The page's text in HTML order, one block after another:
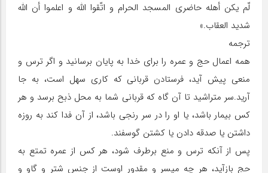
لّم یکن أهله حاضری المسجد الحرام و اتّقوا اللّه و اعلموا أن اللّه
شدید العقاب.»
ترجمه
همه اعمال حج و عمره را برای خدا به پایان برسانید و اگر ترس و
منعی پیش آید، فرستادن قربانی که کاری سهل است، به جا
آرید.سر متراشید تا آن گاه که قربانی شما به محل ذبح برسد و هر
کس بیمار باشد، یا او را در سر رنجی باشد، از آن فدا کند به روزه
داشتن یا صدقه دادن یا کشتن گوسفند.
پس از آن‏که ترس و منع برطرف شود، هر کس از عمره تمتع به
حج بازآید، هر چه میسر و مقدور اوست از جنس شتر و گاو و